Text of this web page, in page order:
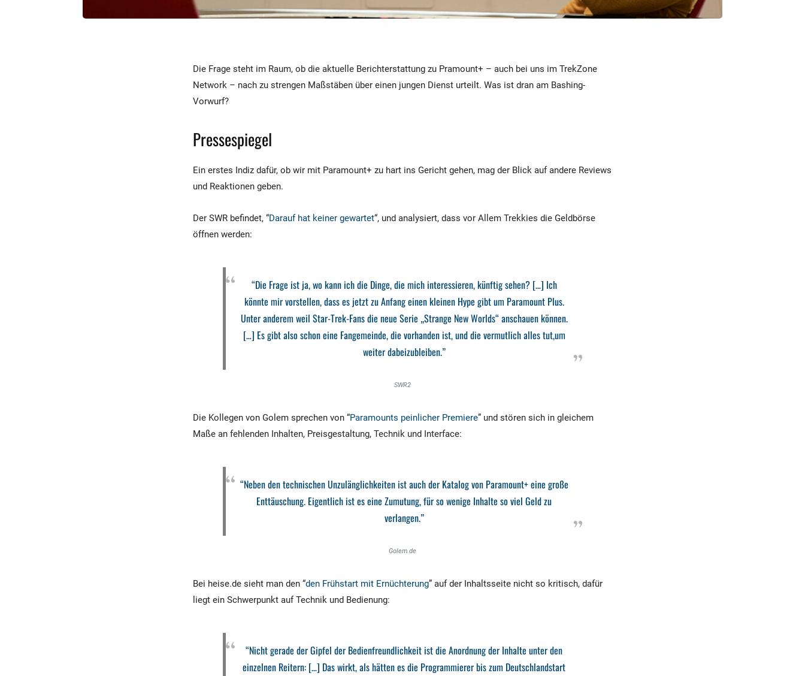
Die Frage steht im Raum, ob die aktuelle Berichterstattung zu Pramount+ – auch bei uns im TrekZone
Network – nach zu strengen Maßstäben über einen jungen Dienst urteilt. Was ist dran am Bashing-
Vorwurf?
Pressespiegel
Ein erstes Indiz dafür, ob wir mit Paramount+ zu hart ins Gericht gehen, mag der Blick auf andere Reviews
und Reaktionen geben.
Der SWR befindet, “Darauf hat keiner gewartet“, und analysiert, dass vor Allem Trekkies die Geldbörse
öffnen werden:
“Die Frage ist ja, wo kann ich die Dinge, die mich interessieren, künftig sehen? […] Ich
könnte mir vorstellen, dass es jetzt zu Anfang einen kleinen Hype gibt um Paramount Plus.
Unter anderem weil Star-Trek-Fans die neue Serie „Strange New Worlds“ anschauen können.
[…] Es gibt also schon eine Fangemeinde, die vorhanden ist, und die vermutlich alles tut,um
weiter dabeizubleiben.”
SWR2
Die Kollegen von Golem sprechen von “Paramounts peinlicher Premiere” und stören sich in gleichem
Maße an fehlenden Inhalten, Preisgestaltung, Technik und Interface:
“Neben den technischen Unzulänglichkeiten ist auch der Katalog von Paramount+ eine große
Enttäuschung. Eigentlich ist es eine Zumutung, für so wenige Inhalte so viel Geld zu
verlangen.”
Golem.de
Bei heise.de sieht man den “den Frühstart mit Ernüchterung” auf der Inhaltsseite nicht so kritisch, dafür
liegt ein Schwerpunkt auf Technik und Bedienung:
“Nicht gerade der Gipfel der Bedienfreundlichkeit ist die Anordnung der Inhalte unter den
einzelnen Reitern: […] Das wirkt, als hätten es die Programmierer bis zum Deutschlandstart